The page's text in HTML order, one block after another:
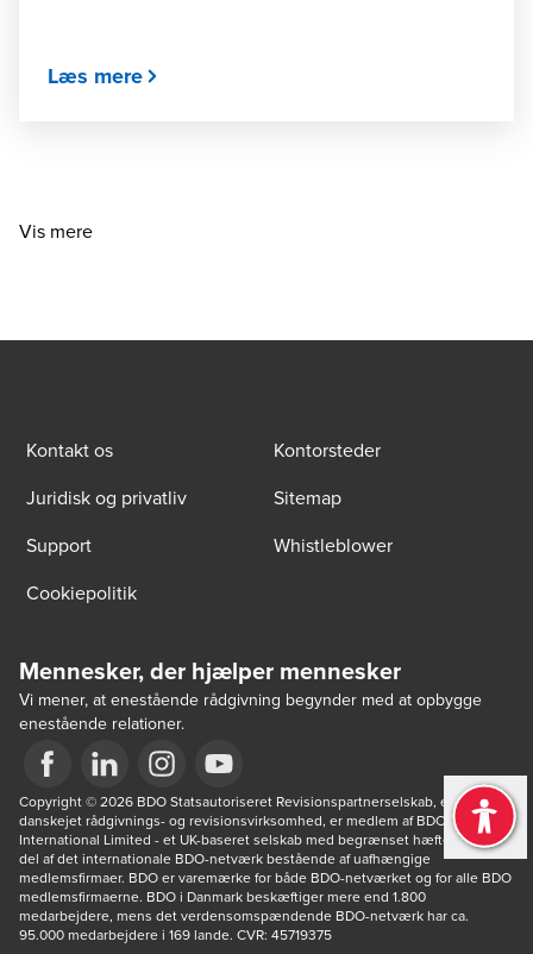
Læs mere
Vis mere
Kontakt os
Kontorsteder
Juridisk og privatliv
Sitemap
Support
Whistleblower
Cookiepolitik
Mennesker, der hjælper mennesker
Vi mener, at enestående rådgivning begynder med at opbygge
enestående relationer.
Opens in a new window/tab
Opens in a new window/tab
Opens in a new window/tab
Opens in a new window/tab
Copyright © 2026 BDO Statsautoriseret Revisionspartnerselskab, en
danskejet rådgivnings- og revisionsvirksomhed, er medlem af BDO
International Limited - et UK-baseret selskab med begrænset hæftelse - og
del af det internationale BDO-netværk bestående af uafhængige
medlemsfirmaer. BDO er varemærke for både BDO-netværket og for alle BDO
medlemsfirmaerne. BDO i Danmark beskæftiger mere end 1.800
medarbejdere, mens det verdensomspændende BDO-netværk har ca.
95.000 medarbejdere i 169 lande. CVR: 45719375